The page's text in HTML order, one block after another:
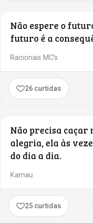
Não espere o
futuro é a
Racionais MC's
26 curtidas
Não precisa
alegria, ela às
do dia a dia.
Kamau
25 curtidas